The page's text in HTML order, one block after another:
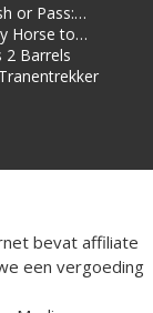
or Pass:
Horse to
2 Barrels
bevat affiliate
een vergoeding